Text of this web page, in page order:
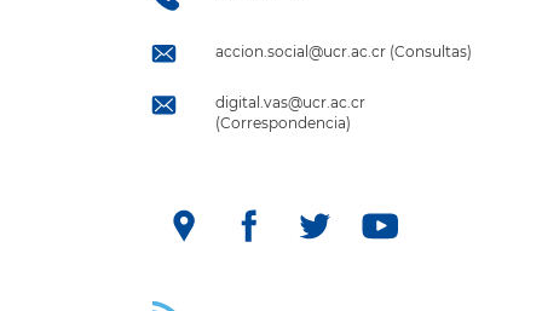
accion.social@ucr.ac.cr (Consultas)
digital.vas@ucr.ac.cr
(Correspondencia)